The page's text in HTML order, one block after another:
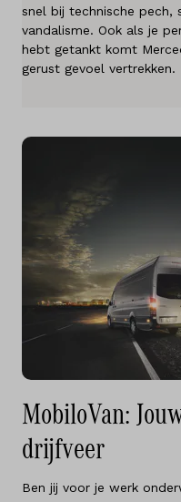
Merken
Diensten
Land
Nederland
Taal
Nederlands
snel bij technische pech,
vandalisme. Ook als je
hebt getankt komt
gerust gevoel vertrekken.
MobiloVan:
drijfveer
Ben jij voor je werk